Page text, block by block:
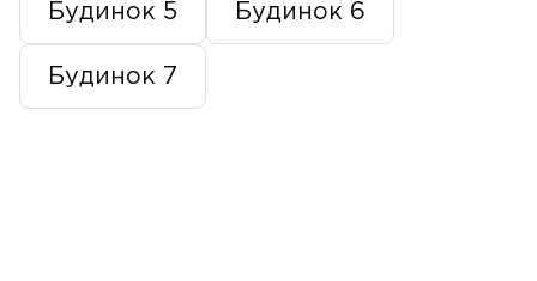
Будинок 5 Будинок 6
Будинок 7